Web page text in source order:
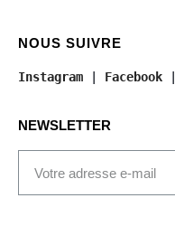
NOUS SUIVRE
Instagram Facebook
NEWSLETTER